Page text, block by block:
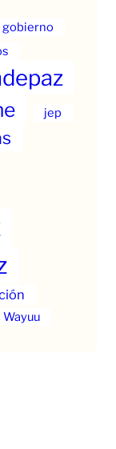
gobierno
jep
Wayuu